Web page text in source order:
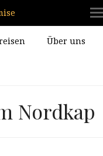
Über uns
Nordkap